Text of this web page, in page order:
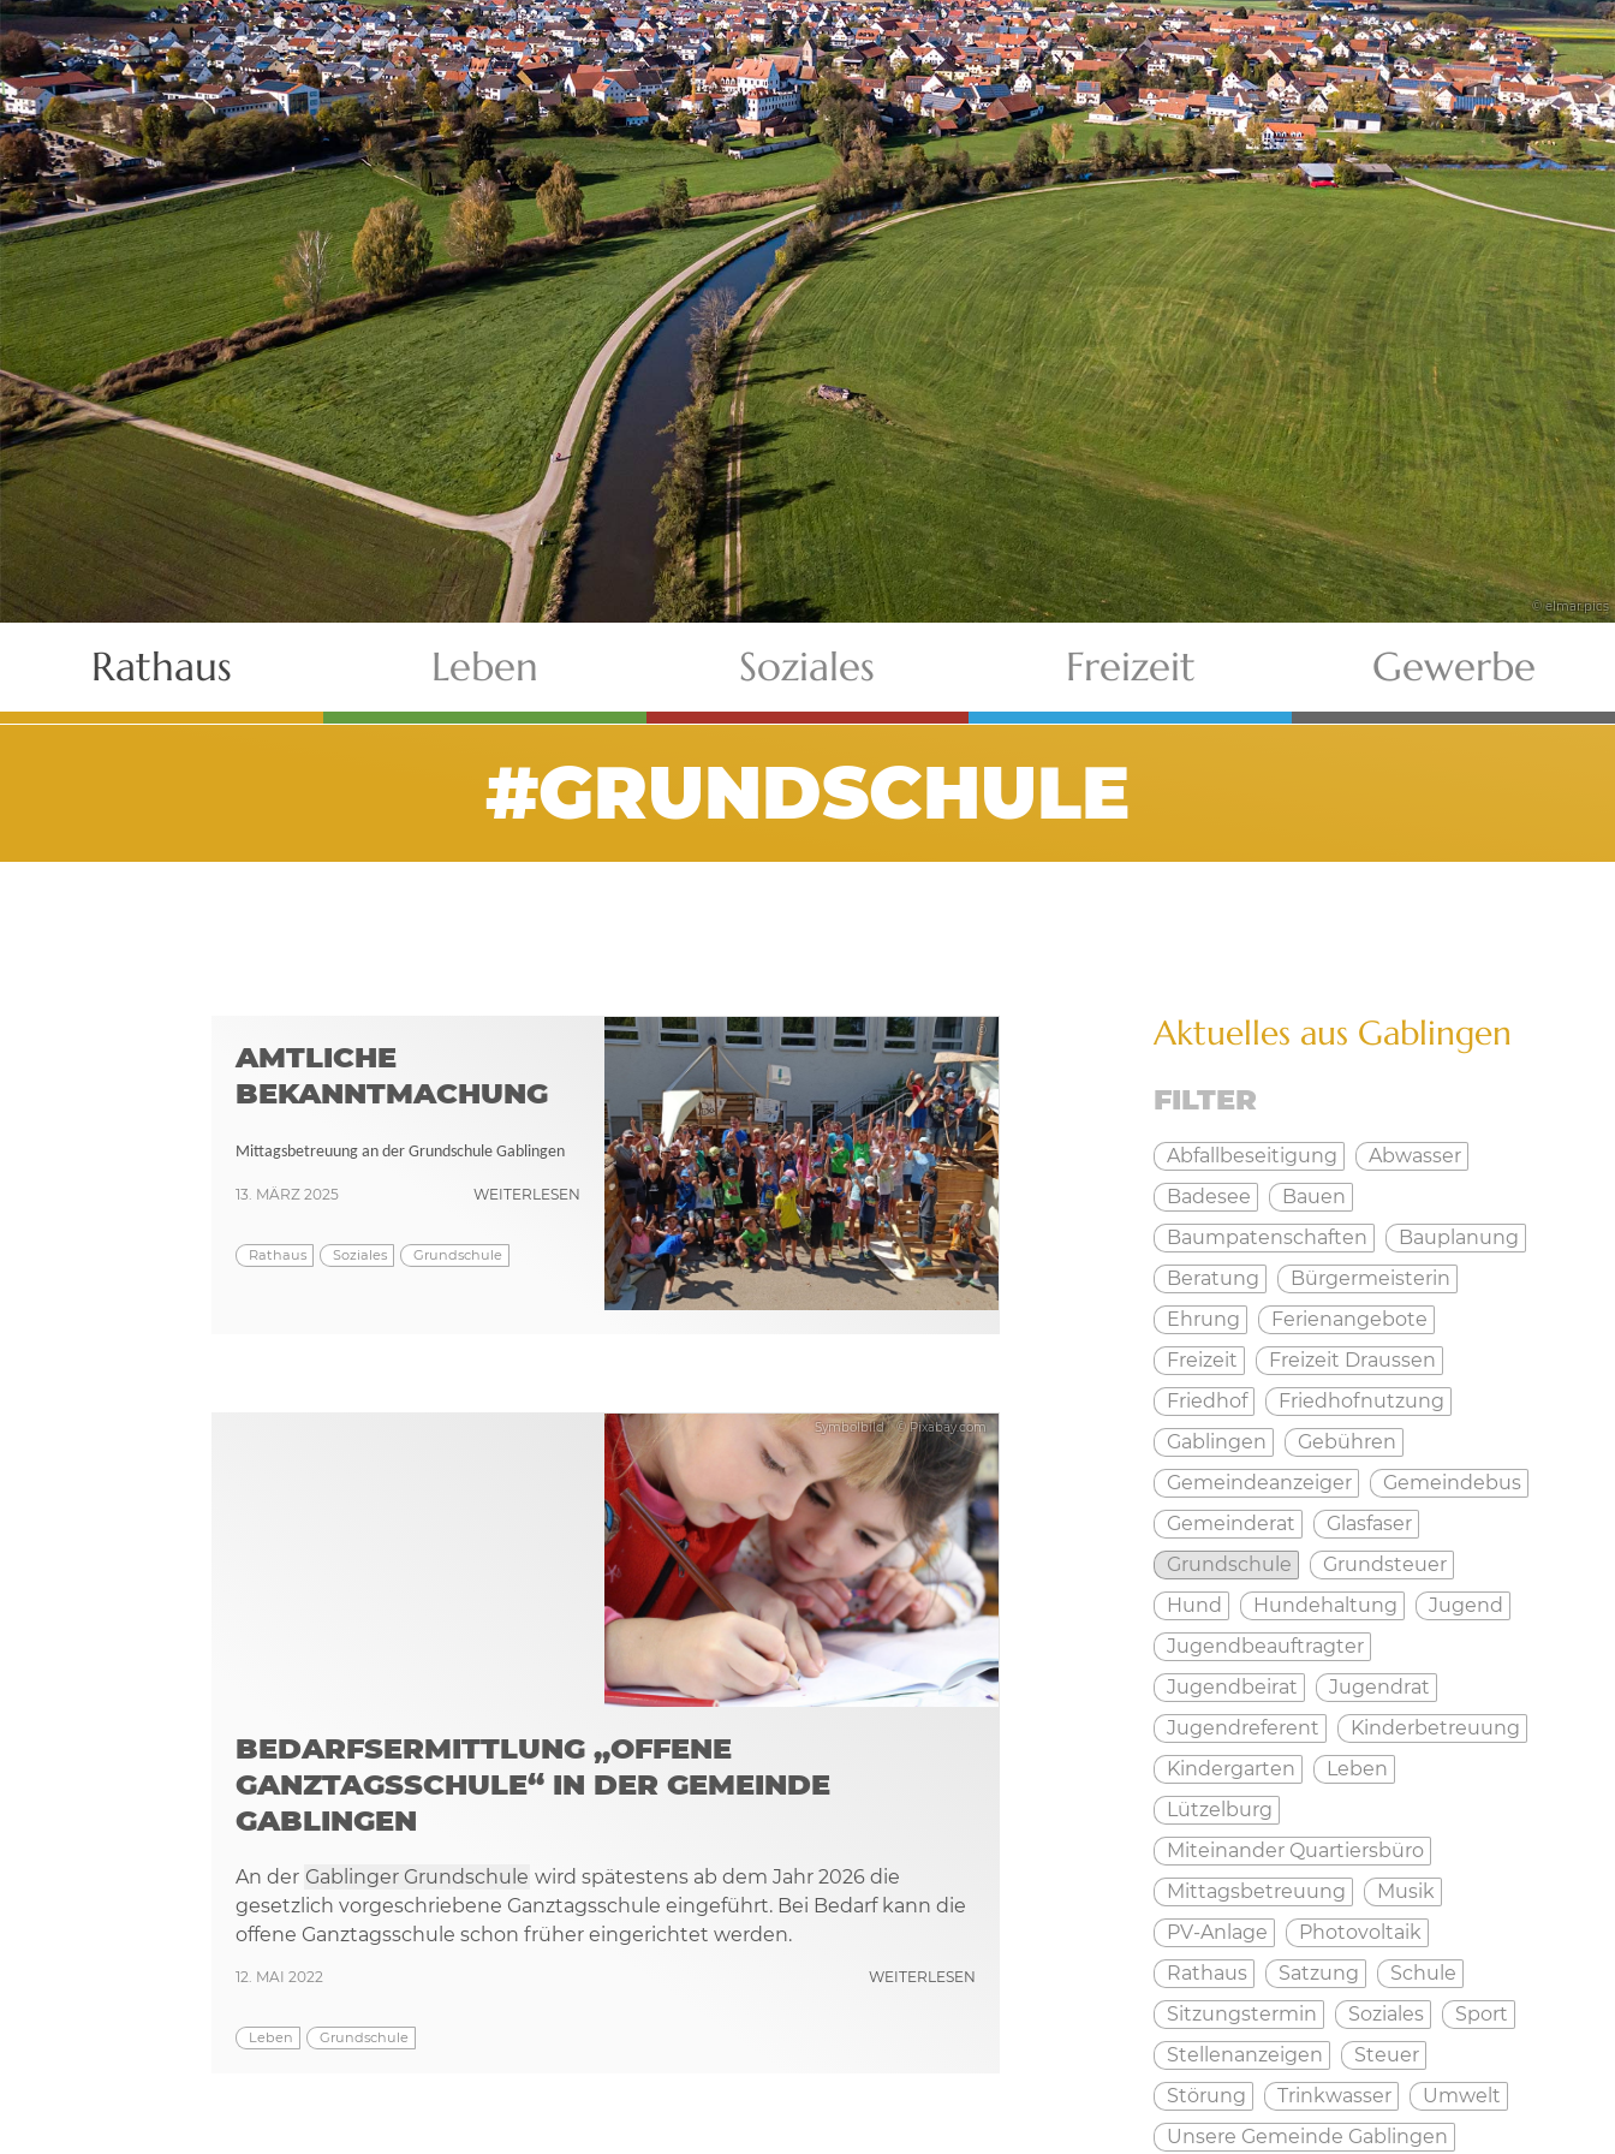
© elmar.pics
Rathaus Leben Soziales Freizeit Gewerbe
#GRUNDSCHULE
©
AMTLICHE
BEKANNTMACHUNG
Mittagsbetreuung an der Grundschule Gablingen
13. MÄRZ 2025 WEITERLESEN
Rathaus Soziales Grundschule
© Pixabay.com
Symbolbild
BEDARFSERMITTLUNG „OFFENE
GANZTAGSSCHULE“ IN DER GEMEINDE
GABLINGEN
An der Gablinger Grundschule wird spätestens ab dem Jahr 2026 die
gesetzlich vorgeschriebene Ganztagsschule eingeführt. Bei Bedarf kann die
offene Ganztagsschule schon früher eingerichtet werden.
12. MAI 2022 WEITERLESEN
Leben Grundschule
Aktuelles aus Gablingen
FILTER
Abfallbeseitigung
Abwasser
Badesee
Bauen
Baumpatenschaften
Bauplanung
Beratung
Bürgermeisterin
Ehrung
Ferienangebote
Freizeit
Freizeit Draussen
Friedhof
Friedhofnutzung
Gablingen
Gebühren
Gemeindeanzeiger
Gemeindebus
Gemeinderat
Glasfaser
Grundschule
Grundsteuer
Hund
Hundehaltung
Jugend
Jugendbeauftragter
Jugendbeirat
Jugendrat
Jugendreferent
Kinderbetreuung
Kindergarten
Leben
Lützelburg
Miteinander Quartiersbüro
Mittagsbetreuung
Musik
PV-Anlage
Photovoltaik
Rathaus
Satzung
Schule
Sitzungstermin
Soziales
Sport
Stellenanzeigen
Steuer
Störung
Trinkwasser
Umwelt
Unsere Gemeinde Gablingen